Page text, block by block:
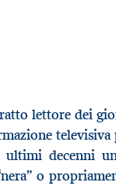
lettore dei
decenni
o